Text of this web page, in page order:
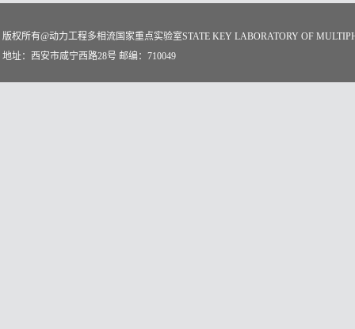
版权所有@动力工程多相流国家重点实验室STATE KEY LABORATORY OF
地址：西安市咸宁西路28号 邮编：710049